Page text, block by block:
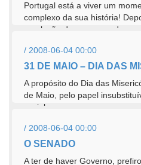
Portugal está a viver um
complexo da sua história!
revolução dos cravos e da...
/ 2008-06-04 00:00
31 DE MAIO – DIA DAS
A propósito do Dia das
de Maio, pelo papel
social nas...
/ 2008-06-04 00:00
O SENADO
A ter de haver Governo,